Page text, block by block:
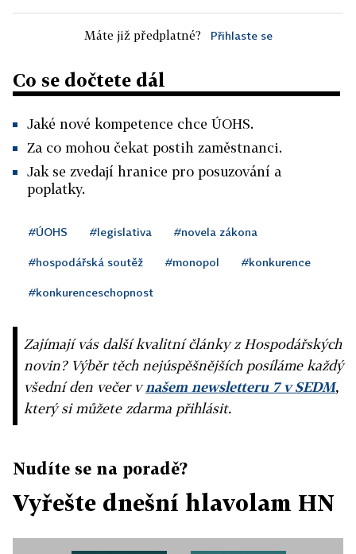
Máte již předplatné? Přihlaste se
Co se dočtete dál
Jaké nové kompetence chce ÚOHS.
Za co mohou čekat postih zaměstnanci.
Jak se zvedají hranice pro posuzování a
poplatky.
#ÚOHS #legislativa #novela zákona
#hospodářská soutěž #monopol #konkurence
#konkurenceschopnost
Zajímají vás další kvalitní články z Hospodářských
novin? Výběr těch nejúspěšnějších posíláme každý
všední den večer vnašem newsletteru 7 v SEDM,
který si můžete zdarma přihlásit.
Nudíte se na poradě?
Vyřešte dnešní hlavolam HN